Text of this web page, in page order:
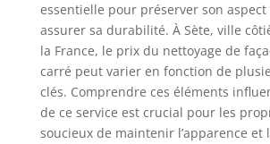
essentielle pour préserver son
assurer sa durabilité. À Sète, ville
la France, le prix du nettoyage de
carré peut varier en fonction de
clés. Comprendre ces éléments
de ce service est crucial pour les
soucieux de maintenir l’apparence et